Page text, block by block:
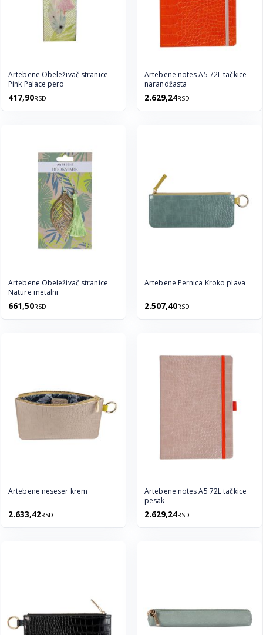
Artebene Obeleživač stranice
Pink Palace pero
417,90RSD
Artebene notes A5 72L tačkice
narandžasta
2.629,24RSD
Artebene Obeleživač stranice
Nature metalni
661,50RSD
Artebene Pernica Kroko plava
2.507,40RSD
Artebene neseser krem
2.633,42RSD
Artebene notes A5 72L tačkice
pesak
2.629,24RSD